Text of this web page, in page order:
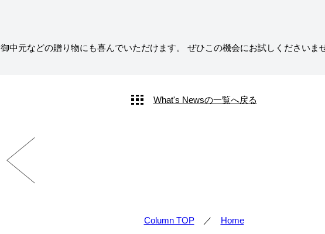
御中元などの贈り物にも喜んでいただけます。 ぜひこの機会にお試しくださいま
What's Newsの一覧へ戻る
Column TOP／ Home